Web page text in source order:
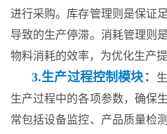
进行采购。库存管理则是保证
导致的生产停滞。消耗管理则
物料消耗的效率，为优化生产提
3.生产过程控制模块：
生产过程中的各项参数，确保
常包括设备监控、产品质量检